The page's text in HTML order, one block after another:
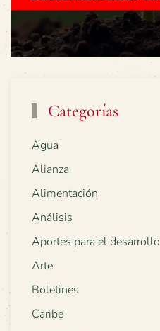
Categorías
Agua
Alianza
Alimentación
Análisis
Aportes para el desarrollo
Arte
Boletines
Caribe